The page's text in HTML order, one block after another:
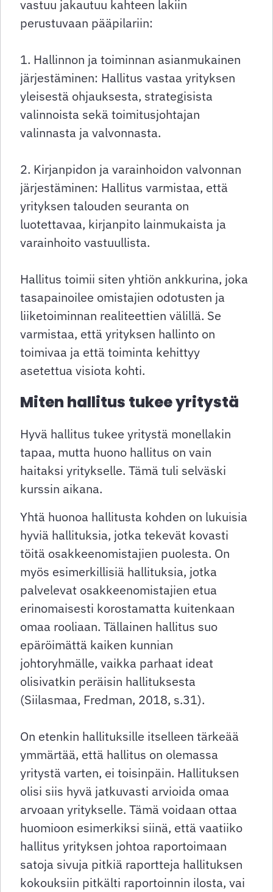
vastuu jakautuu kahteen lakiin
perustuvaan pääpilariin:
1. Hallinnon ja toiminnan asianmukainen
järjestäminen: Hallitus vastaa yrityksen
yleisestä ohjauksesta, strategisista
valinnoista sekä toimitusjohtajan
valinnasta ja valvonnasta.
2. Kirjanpidon ja varainhoidon valvonnan
järjestäminen: Hallitus varmistaa, että
yrityksen talouden seuranta on
luotettavaa, kirjanpito lainmukaista ja
varainhoito vastuullista.
Hallitus toimii siten yhtiön ankkurina, joka
tasapainoilee omistajien odotusten ja
liiketoiminnan realiteettien välillä. Se
varmistaa, että yrityksen hallinto on
toimivaa ja että toiminta kehittyy
asetettua visiota kohti.
Miten hallitus tukee yritystä
Hyvä hallitus tukee yritystä monellakin
tapaa, mutta huono hallitus on vain
haitaksi yritykselle. Tämä tuli selväski
kurssin aikana.
Yhtä huonoa hallitusta kohden on lukuisia
hyviä hallituksia, jotka tekevät kovasti
töitä osakkeenomistajien puolesta. On
myös esimerkillisiä hallituksia, jotka
palvelevat osakkeenomistajien etua
erinomaisesti korostamatta kuitenkaan
omaa rooliaan. Tällainen hallitus suo
epäröimättä kaiken kunnian
johtoryhmälle, vaikka parhaat ideat
olisivatkin peräisin hallituksesta
(Siilasmaa, Fredman, 2018, s.31).
On etenkin hallituksille itselleen tärkeää
ymmärtää, että hallitus on olemassa
yritystä varten, ei toisinpäin. Hallituksen
olisi siis hyvä jatkuvasti arvioida omaa
arvoaan yritykselle. Tämä voidaan ottaa
huomioon esimerkiksi siinä, että vaatiiko
hallitus yrityksen johtoa raportoimaan
satoja sivuja pitkiä raportteja hallituksen
kokouksiin pitkälti raportoinnin ilosta, vai